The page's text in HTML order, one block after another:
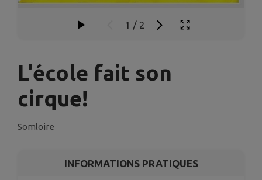
1 / 2
L'école fait son
cirque!
Somloire
INFORMATIONS PRATIQUES